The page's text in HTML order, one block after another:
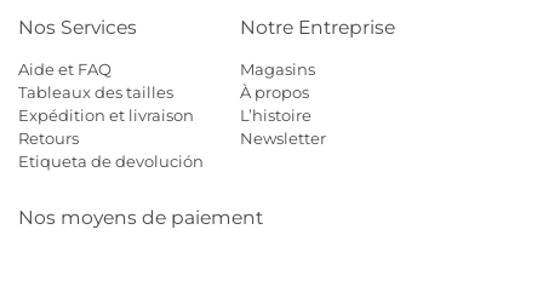
Nos Services
Aide et FAQ
Tableaux des tailles
Expédition et livraison
Retours
Etiqueta de devolución
Notre Entreprise
Magasins
À propos
L’histoire
Newsletter
Nos moyens de paiement